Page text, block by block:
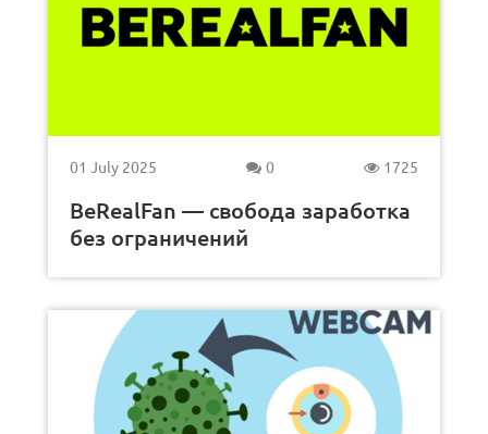
01 July 2025 0 1725
BeRealFan — свобода заработка
без ограничений